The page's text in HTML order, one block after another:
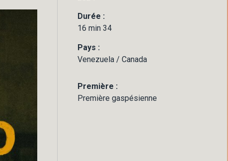
Durée :
16 min 34
Pays :
Venezuela / Canada
Première :
Première gaspésienne